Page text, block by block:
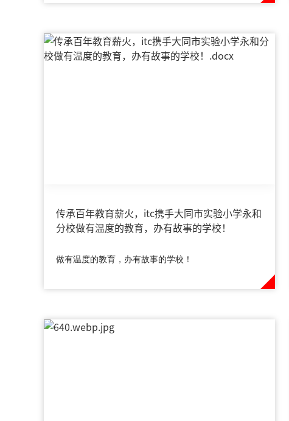
传承百年教育薪火，itc携手大同市实验小学永和
分校做有温度的教育，办有故事的学校！
做有温度的教育，办有故事的学校！